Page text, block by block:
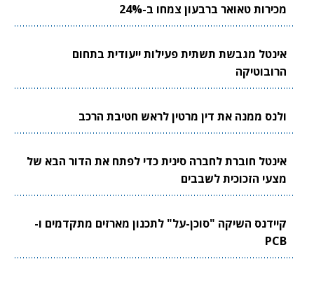
מכירות טאואר ברבעון צמחו ב-24%
אינטל מגבשת תשתית פעילות ייעודית בתחום
הרובוטיקה
ולנס ממנה את דין מרטין לראש חטיבת הרכב
אינטל חוברת לחברה סינית כדי לפתח את הדור הבא של
מצעי הזכוכית לשבבים
קיידנס השיקה "סוכן-על" לתכנון מארזים מתקדמים ו-
PCB